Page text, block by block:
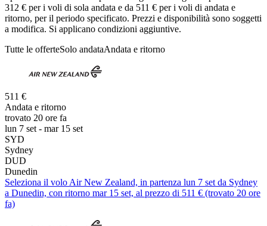
312 € per i voli di sola andata e da 511 € per i voli di andata e
ritorno, per il periodo specificato. Prezzi e disponibilità sono soggetti
a modifica. Si applicano condizioni aggiuntive.
Tutte le offerteSolo andataAndata e ritorno
511 €
Andata e ritorno
trovato 20 ore fa
lun 7 set - mar 15 set
SYD
Sydney
DUD
Dunedin
Seleziona il volo Air New Zealand, in partenza lun 7 set da Sydney
a Dunedin, con ritorno mar 15 set, al prezzo di 511 € (trovato 20 ore
fa)